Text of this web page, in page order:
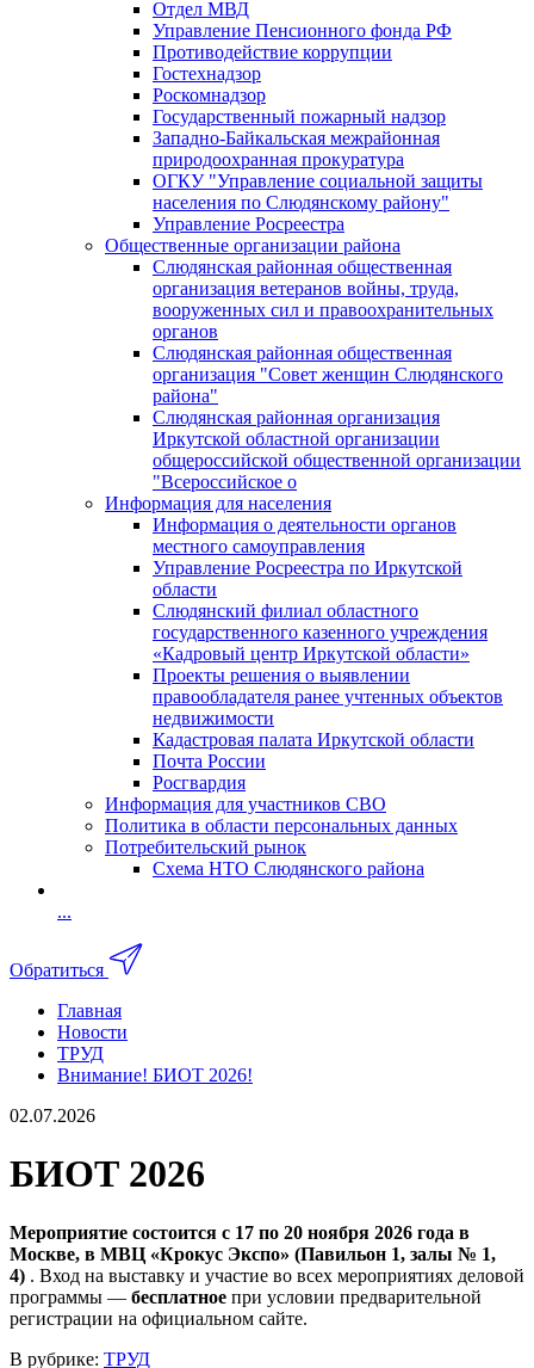
Отдел МВД
Управление Пенсионного фонда РФ
Противодействие коррупции
Гостехнадзор
Роскомнадзор
Государственный пожарный надзор
Западно-Байкальская межрайонная
природоохранная прокуратура
ОГКУ "Управление социальной защиты
населения по Слюдянскому району"
Управление Росреестра
Общественные организации района
Слюдянская районная общественная
организация ветеранов войны, труда,
вооруженных сил и правоохранительных
органов
Слюдянская районная общественная
организация "Совет женщин Слюдянского
района"
Слюдянская районная организация
Иркутской областной организации
общероссийской общественной организации
"Всероссийское о
Информация для населения
Информация о деятельности органов
местного самоуправления
Управление Росреестра по Иркутской
области
Слюдянский филиал областного
государственного казенного учреждения
«Кадровый центр Иркутской области»
Проекты решения о выявлении
правообладателя ранее учтенных объектов
недвижимости
Кадастровая палата Иркутской области
Почта России
Росгвардия
Информация для участников СВО
Политика в области персональных данных
Потребительский рынок
Схема НТО Слюдянского района
...
Обратиться
Главная
Новости
ТРУД
Внимание! БИОТ 2026!
02.07.2026
БИОТ 2026
Мероприятие состоится с 17 по 20 ноября 2026 года в
Москве, в МВЦ «Крокус Экспо» (Павильон 1, залы № 1,
4) . Вход на выставку и участие во всех мероприятиях деловой
программы — бесплатное при условии предварительной
регистрации на официальном сайте.
В рубрике: ТРУД